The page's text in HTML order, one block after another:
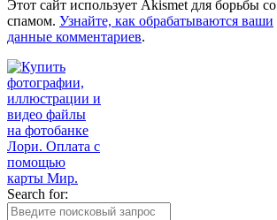
Этот сайт использует Akismet для борьбы со
спамом. Узнайте, как обрабатываются ваши
данные комментариев.
Search for: